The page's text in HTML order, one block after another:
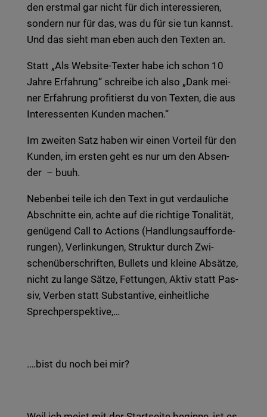
den erst­mal gar nicht für dich inter­es­sie­ren,
son­dern nur für das, was du für sie tun kannst.
Und das sieht man eben auch den Tex­ten an.
Statt „Als Web­site-Tex­ter habe ich schon 10
Jahre Erfah­rung“ schrei­be ich also „Dank mei­
ner Erfah­rung pro­fi­tierst du von Tex­ten, die aus
Inter­es­sen­ten Kun­den machen.“
Im zwei­ten Satz haben wir einen Vor­teil für den
Kun­den, im ers­ten geht es nur um den Absen­
der – buuh.
Neben­bei teile ich den Text in gut ver­dau­li­che
Abschnit­te ein, achte auf die rich­ti­ge Tona­li­tät,
genü­gend Call to Actions (Hand­lungs­auf­for­de­
run­gen), Ver­lin­kun­gen, Struk­tur durch Zwi­
schen­über­schrif­ten, Bul­lets und klei­ne Absät­ze,
nicht zu lange Sätze, Fet­tun­gen, Aktiv statt Pas­
siv, Ver­ben statt Sub­stan­ti­ve, ein­heit­li­che
Sprech­per­spek­ti­ve,…
.…bist du noch bei mir?